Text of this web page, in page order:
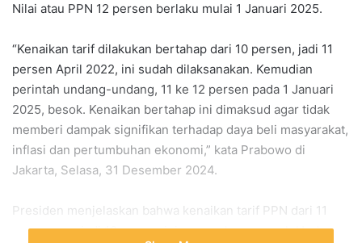
Nilai atau PPN 12 persen berlaku mulai 1 Januari 2025.
“Kenaikan tarif dilakukan bertahap dari 10 persen, jadi 11
persen April 2022, ini sudah dilaksanakan. Kemudian
perintah undang-undang, 11 ke 12 persen pada 1 Januari
2025, besok. Kenaikan bertahap ini dimaksud agar tidak
memberi dampak signifikan terhadap daya beli masyarakat,
inflasi dan pertumbuhan ekonomi,” kata Prabowo di
Jakarta, Selasa, 31 Desember 2024.
Presiden menjelaskan bahwa kenaikan tarif PPN dari 11
persen menjadi 12 persen ini merupakan amanah Undang-